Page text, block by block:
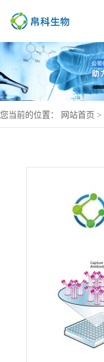
您当前的位置： 网站首页 >